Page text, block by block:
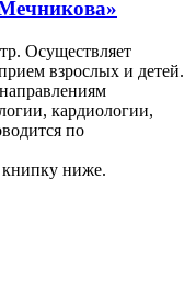
Осуществляет
взрослых и детей.
кардиологии,
по
книпку ниже.